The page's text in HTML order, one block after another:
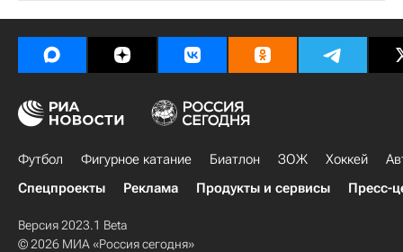
Футбол Фигурное катание Биатлон ЗОЖ Хоккей
Спецпроекты
Реклама Продукты и сервисы Пресс-
Версия 2023.1 Beta
© 2026 МИА «Россия сегодня»